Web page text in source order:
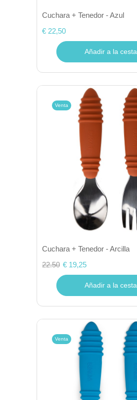
Cuchara + Tenedor - Azul
€ 22,50
Añadir a la cesta
Venta
Cuchara + Tenedor - Arcilla
22.50 € 19,25
Añadir a la cesta
Venta